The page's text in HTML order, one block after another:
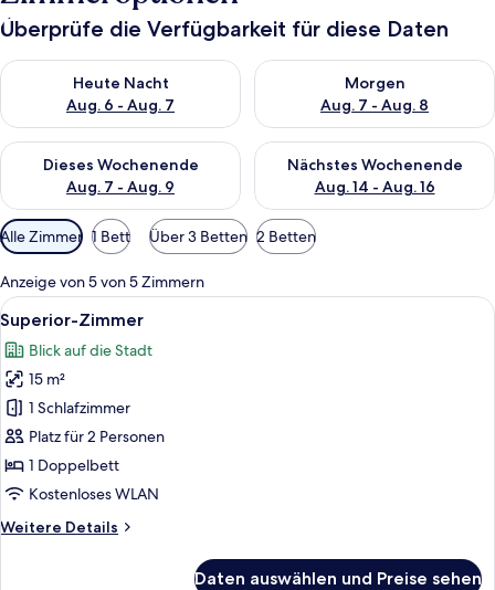
Überprüfe die Verfügbarkeit für diese Daten
Heute Nacht
Aug. 6 - Aug. 7
Überprüfe die Verfügbarkeit für heute Nacht, Aug. 6 - Aug. 7.
Morgen
Aug. 7 - Aug. 8
Überprüfe die Verfügbarkeit
Dieses Wochenende
Aug. 7 - Aug. 9
Überprüfe die Verfügbarkeit für dieses Wochenende, Aug. 7
Nächstes Wochenende
Aug. 14 - Aug. 16
Überprüfe die Verfügbarkeit
Verfügbare
Filter
für
Zimmer
Alle Zimmer 1 Bett Über 3 Betten 2 Betten
Anzeige von 5 von 5 Zimmern
Alle
Fotos
für
Superior-
Zimmer
anzeigen
Ein Hotelzimmer mit einem grossen
5
Superior-Zimmer
Blick auf die Stadt
15 m²
1 Schlafzimmer
Platz für 2 Personen
1 Doppelbett
Kostenloses WLAN
Weitere Details
Weitere
Daten auswählen und Preise sehen